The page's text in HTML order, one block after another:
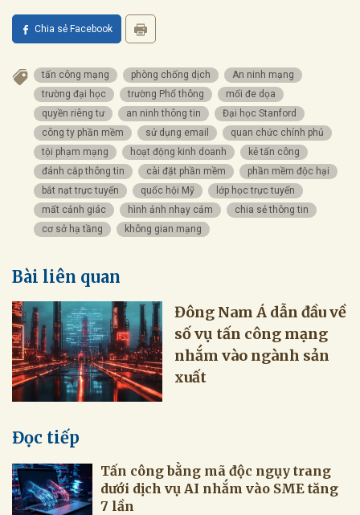
Chia sẻ Facebook
tấn công mạng phòng chống dịch
An ninh mạng
trường đại học
trường Phổ thông
mối đe dọa
quyền riêng tư
an ninh thông tin
Đại học Stanford
công ty phần mềm
sử dụng email
quan chức chính phủ
tội phạm mạng
hoạt động kinh doanh
kẻ tấn công
đánh cắp thông tin
cài đặt phần mềm
phần mềm độc hại
bắt nạt trực tuyến
quốc hội Mỹ
lớp học trực tuyến
mất cảnh giác
hình ảnh nhạy cảm
chia sẻ thông tin
cơ sở hạ tầng
không gian mạng
Bài liên quan
Đông Nam Á dẫn đầu về
số vụ tấn công mạng
nhắm vào ngành sản
xuất
Đọc tiếp
Tấn công bằng mã độc ngụy trang
dưới dịch vụ AI nhắm vào SME tăng
7 lần